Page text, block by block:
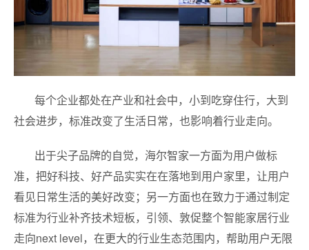
每个企业都处在产业和社会中，小到吃穿住行，大到
社会进步，标准改变了生活日常，也影响着行业走向。
出于尖子品牌的自觉，海尔智家一方面为用户做标
准，把好科技、好产品实实在在落地到用户家里，让用户
看见日常生活的美好改变；另一方面也在致力于通过制定
标准为行业补齐技术短板，引领、敦促整个智能家居行业
走向next level，在更大的行业生态范围内，帮助用户无限